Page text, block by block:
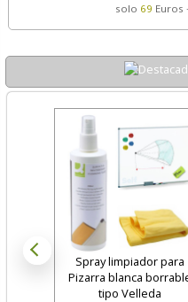
solo 69 Euros
Spray limpiador para
Pizarra blanca
tipo Velleda